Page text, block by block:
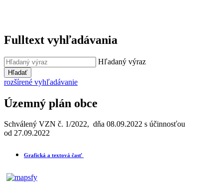
Fulltext vyhľadávania
Hľadaný výraz
Hľadať
rozšírené vyhľadávanie
Územný plán obce
Schválený VZN č. 1/2022, dňa 08.09.2022 s účinnosťou
od 27.09.2022
Grafická a textová časť